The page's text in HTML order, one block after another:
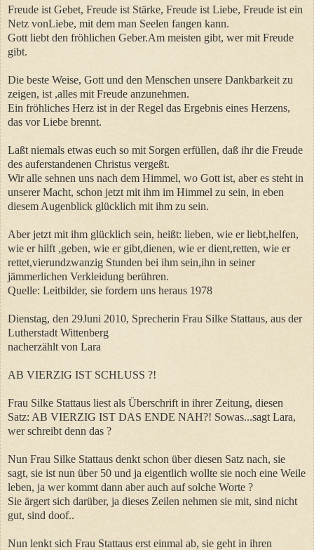
Freude ist Gebet, Freude ist Stärke, Freude ist Liebe, Freude ist ein
Netz vonLiebe, mit dem man Seelen fangen kann.
Gott liebt den fröhlichen Geber.Am meisten gibt, wer mit Freude
gibt.
Die beste Weise, Gott und den Menschen unsere Dankbarkeit zu
zeigen, ist ,alles mit Freude anzunehmen.
Ein fröhliches Herz ist in der Regel das Ergebnis eines Herzens,
das vor Liebe brennt.
Laßt niemals etwas euch so mit Sorgen erfüllen, daß ihr die Freude
des auferstandenen Christus vergeßt.
Wir alle sehnen uns nach dem Himmel, wo Gott ist, aber es steht in
unserer Macht, schon jetzt mit ihm im Himmel zu sein, in eben
diesem Augenblick glücklich mit ihm zu sein.
Aber jetzt mit ihm glücklich sein, heißt: lieben, wie er liebt,helfen,
wie er hilft ,geben, wie er gibt,dienen, wie er dient,retten, wie er
rettet,vierundzwanzig Stunden bei ihm sein,ihn in seiner
jämmerlichen Verkleidung berühren.
Quelle: Leitbilder, sie fordern uns heraus 1978
Dienstag, den 29Juni 2010, Sprecherin Frau Silke Stattaus, aus der
Lutherstadt Wittenberg
nacherzählt von Lara
AB VIERZIG IST SCHLUSS ?!
Frau Silke Stattaus liest als Überschrift in ihrer Zeitung, diesen
Satz: AB VIERZIG IST DAS ENDE NAH?! Sowas...sagt Lara,
wer schreibt denn das ?
Nun Frau Silke Stattaus denkt schon über diesen Satz nach, sie
sagt, sie ist nun über 50 und ja eigentlich wollte sie noch eine Weile
leben, ja wer kommt dann aber auch auf solche Worte ?
Sie ärgert sich darüber, ja dieses Zeilen nehmen sie mit, sind nicht
gut, sind doof..
Nun lenkt sich Frau Stattaus erst einmal ab, sie geht in ihren